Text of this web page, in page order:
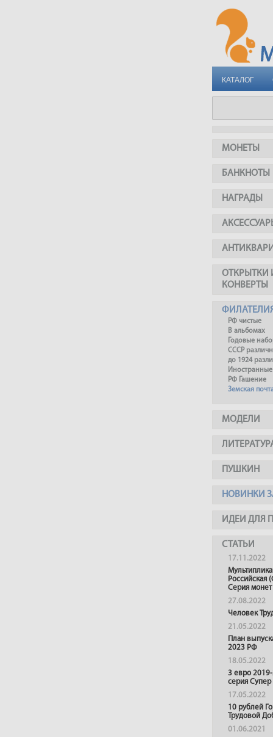
КАТАЛОГ
МОНЕТЫ
БАНКНОТЫ
НАГРАДЫ
ОТКРЫТКИ
КОНВЕРТЫ
РФ чистые
В альбомах
Годовые
СССР
до 1924
Иностранные
РФ Гашение
Земская
МОДЕЛИ
ПУШКИН
НОВИНКИ
ИДЕИ ДЛЯ
СТАТЬИ
17.11.2022
Российская
Серия монет
27.08.2022
Человек
21.05.2022
План
2023 РФ
18.05.2022
3 евро
серия
17.05.2022
10 рублей
Трудовой
01.06.2021